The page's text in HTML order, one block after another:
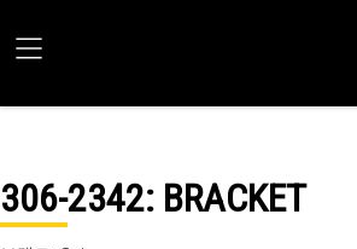
306-2342: BRACKET